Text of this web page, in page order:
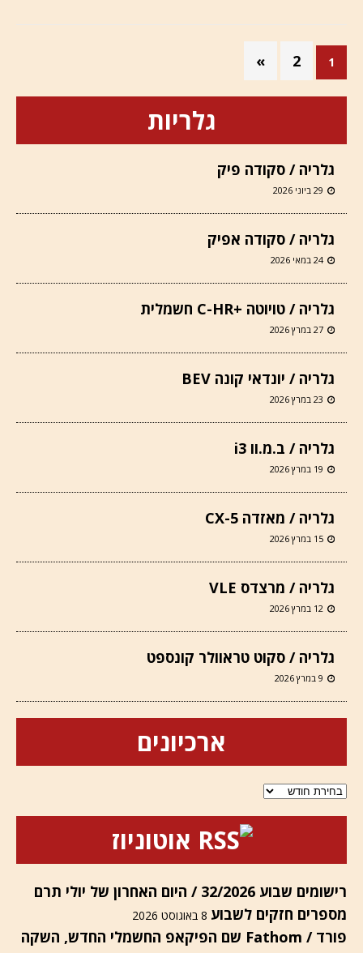
1
2
»
גלריות
גלריה / סקודה פיק
29 ביוני 2026
גלריה / סקודה אפיק
24 במאי 2026
גלריה / טויוטה +C-HR חשמלית
27 במרץ 2026
גלריה / יונדאי קונה BEV
23 במרץ 2026
גלריה / ב.מ.וו i3
19 במרץ 2026
גלריה / מאזדה CX-5
15 במרץ 2026
גלריה / מרצדס VLE
12 במרץ 2026
גלריה / סקוט טראוולר קונספט
9 במרץ 2026
ארכיונים
ארכיונים
אוטוניוז
רישומים שבוע 32/2026 / היום האחרון של יולי תרם
מספרים חזקים לשבוע 8 באוגוסט 2026
פורד / Fathom שם הפיקאפ החשמלי החדש, השקה